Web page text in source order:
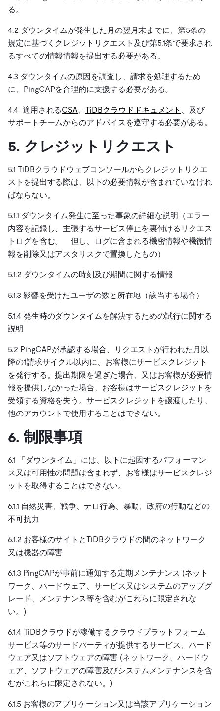
る。
4.2 ダウンタイムが発生した月の翌月末までに、第5条の
規定に基づくクレジットリクエスト及び第5.1条で要求され
るすべての情報情報を提出する必要がある。
4.3 ダウンタイムの原因を調査し、請求を処理するため
に、PingCAPを合理的に支援する必要がある。
4.4 適用されるCSA TiDBクラウドドキュメント
、及び
サポートチームからのアドバイスを遵守する必要がある。
5. クレジットリクエスト
5.1 TiDBクラウドウェブコンソールからクレジットリクエ
ストを提出する際は、以下の必要情報が含まれていなけれ
ばならない。
5.1.1 ダウンタイム発生に至った事象の詳細な説明（エラー
内容を記録し、主張するサービス停止を裏付けるリクエス
トログを含む。 但し、ログに含まれる機密情報や機微情
報を削除又はアスタリスクで置換したもの）
5.1.2 ダウンタイムの時刻及び期間に関する情報
5.1.3 影響を受けたユーザの数と所在地（該当する場合）
5.1.4 発生時のダウンタイムを解決するための試行に関する
説明
5.2 PingCAPが承認する場合、リクエストが行われた月以
降の1請求サイクル以内に、お客様にサービスクレジット
を発行する。提出期限を過ぎた場合、又はお客様が必要情
報を提供しなかった場合、お客様はサービスクレジットを
受領する資格を失う。サービスクレジットを譲渡したり、
他のアカウントで使用することはできない。
6. 制限事項
6.1 「ダウンタイム」には、以下に起因するパフォーマン
ス又は可用性の問題は含まれず、お客様はサービスクレジ
ットを取得することはできない。
6.1.1 自然災害、戦争、テロ行為、暴動、政府の行動などの
不可抗力
6.1.2 お客様のサイトとTiDBクラウドの間のネットワーク
又は機器の障害
6.1.3 PingCAPが事前に通知する定期メンテナンス (ネット
ワーク、ハードウェア、サービス又はシステムのアップグ
レード、メンテナンス等を含むがこれらに限定されな
い。)
6.1.4 TiDBクラウドが稼働するクラウドプラットフォーム
サービス等のサードパーティが提供するサービス、ハード
ウェア又はソフトウェアの障害 (ネットワーク、ハードウ
ェア、ソフトウェアの障害及びシステムメンテナンスを含
むがこれらに限定されない。)
6.1.5 お客様のアプリケーション又は当該アプリケーション